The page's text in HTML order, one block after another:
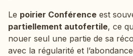
Le poirier Conférence est
partiellement autofertile, ce
nouer seul une partie de sa
avec la régularité et